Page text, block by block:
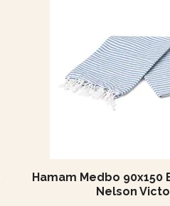
Hamam Medbo
Nelson